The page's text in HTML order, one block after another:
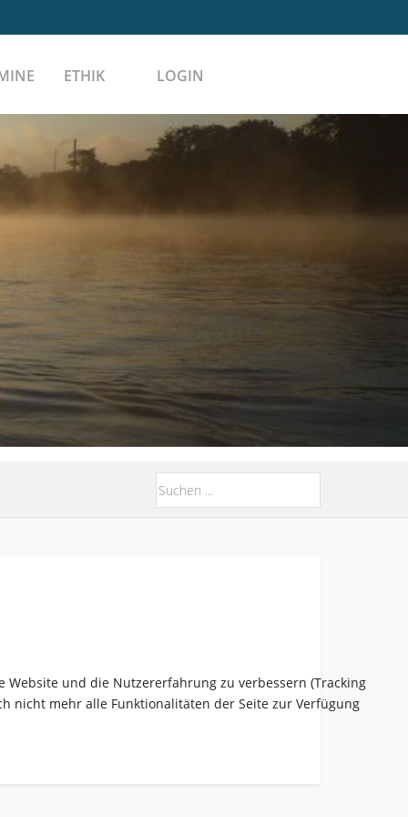
ETHIK LOGIN
und die Nutzererfahrung zu verbessern (Tracking
nicht mehr alle Funktionalitäten der Seite zur Verfügung